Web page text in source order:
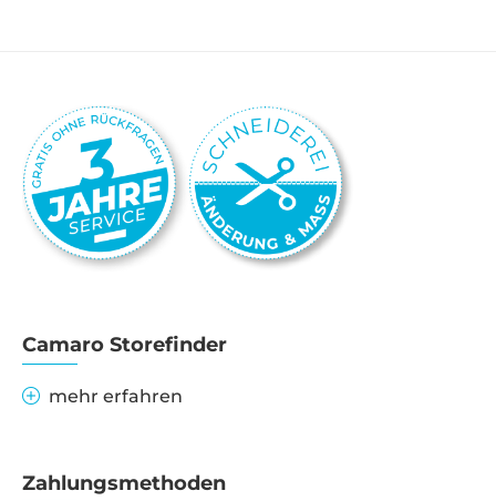
Camaro Storefinder
mehr erfahren
Zahlungsmethoden